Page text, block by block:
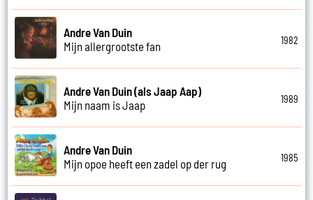
Andre Van Duin
Mijn allergrootste fan
1982
Andre Van Duin (als Jaap Aap)
Mijn naam is Jaap
1989
Andre Van Duin
Mijn opoe heeft een zadel op der rug
1985